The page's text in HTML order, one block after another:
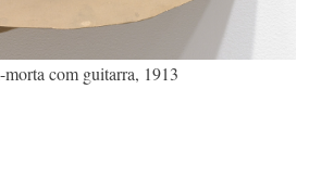
com guitarra, 1913